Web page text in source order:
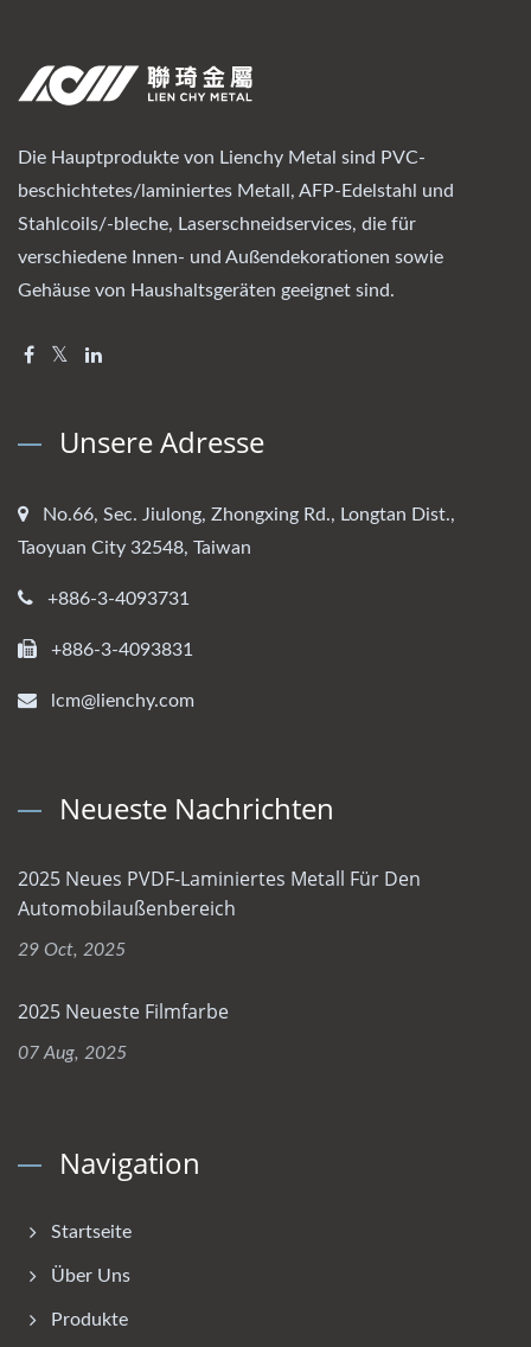
Die Hauptprodukte von Lienchy Metal sind PVC-
beschichtetes/laminiertes Metall, AFP-Edelstahl und
Stahlcoils/-bleche, Laserschneidservices, die für
verschiedene Innen- und Außendekorationen sowie
Gehäuse von Haushaltsgeräten geeignet sind.
Unsere Adresse
No.66, Sec. Jiulong, Zhongxing Rd., Longtan Dist.,
Taoyuan City 32548, Taiwan
+886-3-4093731
+886-3-4093831
lcm@lienchy.com
Neueste Nachrichten
2025 Neues PVDF-Laminiertes Metall Für Den
Automobilaußenbereich
29 Oct, 2025
2025 Neueste Filmfarbe
07 Aug, 2025
Navigation
Startseite
Über Uns
Produkte